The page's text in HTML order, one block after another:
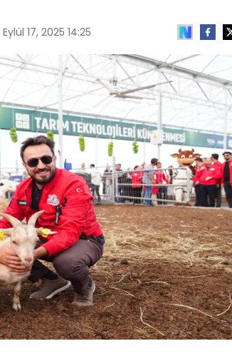
Eylül 17, 2025 14:25